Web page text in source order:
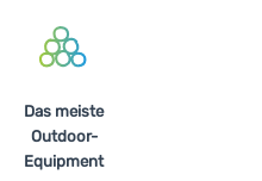
Das meiste
Outdoor-
Equipment